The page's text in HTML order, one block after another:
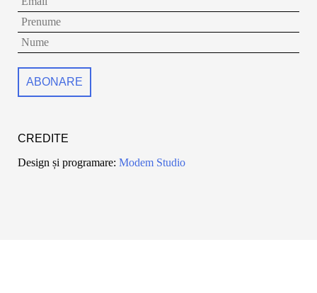
CREDITE
Design și programare: Modem Studio